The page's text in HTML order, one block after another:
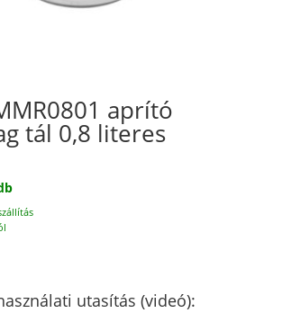
aprító
tál 0,8 literes
utasítás (videó):